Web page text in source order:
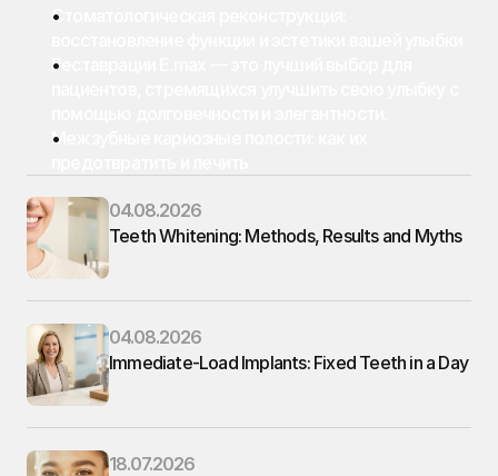
Стоматологическая реконструкция:
Реставрации E.max — это лучший выбор для
Межзубные кариозные полости: как их
04.08.2026
Teeth Whitening: Methods, Results and Myths
04.08.2026
Immediate-Load Implants: Fixed Teeth in a Day
18.07.2026